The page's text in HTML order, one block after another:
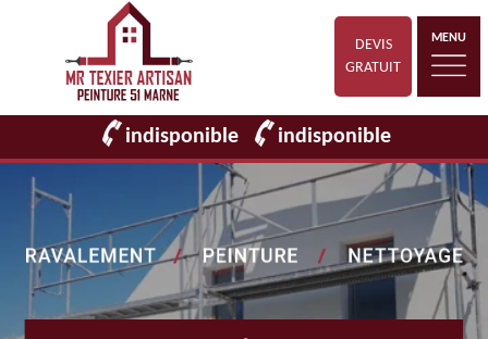
DEVIS
GRATUIT
MENU
indisponible indisponible